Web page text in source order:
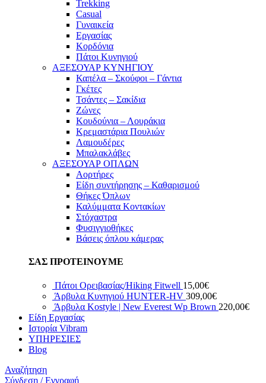
Trekking
Casual
Γυναικεία
Εργασίας
Κορδόνια
Πάτοι Κυνηγιού
ΑΞΕΣΟΥΑΡ ΚΥΝΗΓΙΟΥ
Καπέλα – Σκούφοι – Γάντια
Γκέτες
Τσάντες – Σακίδια
Ζώνες
Κουδούνια – Λουράκια
Κρεμαστάρια Πουλιών
Λαμουδέρες
Μπαλακλάβες
ΑΞΕΣΟΥΑΡ ΟΠΛΩΝ
Αορτήρες
Είδη συντήρησης – Καθαρισμού
Θήκες Όπλων
Καλύμματα Κοντακίων
Στόχαστρα
Φυσιγγιοθήκες
Βάσεις όπλου κάμερας
ΣΑΣ ΠΡΟΤΕΙΝΟΥΜΕ
Πάτοι Ορειβασίας/Hiking Fitwell 15,00€
Άρβυλα Κυνηγιού HUNTER-HV 309,00€
Άρβυλα Kostyle | New Everest Wp Brown 220,00€
Είδη Εργασίας
Ιστορία Vibram
ΥΠΗΡΕΣΙΕΣ
Blog
Αναζήτηση
Σύνδεση / Εγγραφή